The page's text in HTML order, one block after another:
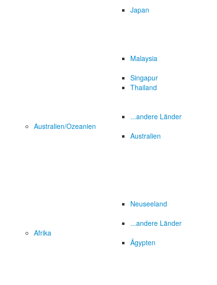
Japan
Malaysia
Singapur
Thailand
...andere Länder
Australien/Ozeanien
Australien
Neuseeland
...andere Länder
Afrika
Ägypten